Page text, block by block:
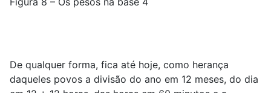
De qualquer forma, fica até hoje, como herança
daqueles povos a divisão do ano em 12 meses, do dia